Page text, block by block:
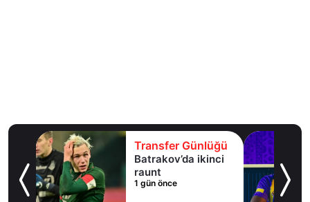
Transfer Günlüğü
Batrakov’da ikinci
raunt
1 gün önce